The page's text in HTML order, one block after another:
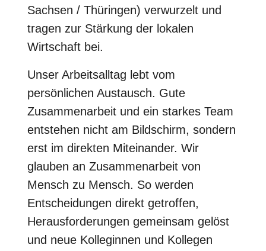
Sachsen / Thüringen) verwurzelt und
tragen zur Stärkung der lokalen
Wirtschaft bei.
Unser Arbeitsalltag lebt vom
persönlichen Austausch. Gute
Zusammenarbeit und ein starkes Team
entstehen nicht am Bildschirm, sondern
erst im direkten Miteinander. Wir
glauben an Zusammenarbeit von
Mensch zu Mensch. So werden
Entscheidungen direkt getroffen,
Herausforderungen gemeinsam gelöst
und neue Kolleginnen und Kollegen